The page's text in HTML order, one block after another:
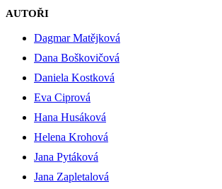
AUTOŘI
Dagmar Matějková
Dana Boškovičová
Daniela Kostková
Eva Ciprová
Hana Husáková
Helena Krohová
Jana Pytáková
Jana Zapletalová